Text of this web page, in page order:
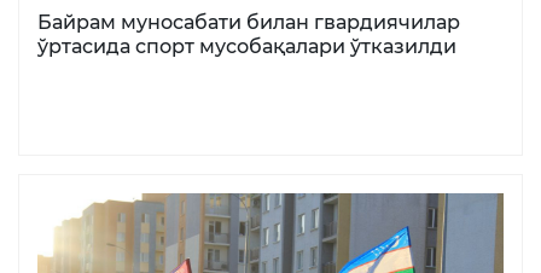
Байрам муносабати билан гвардиячилар
ўртасида спорт мусобақалари ўтказилди